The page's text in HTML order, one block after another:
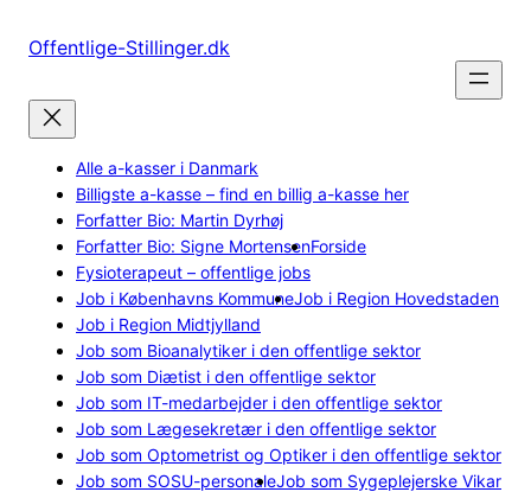
Offentlige-Stillinger.dk
Alle a-kasser i Danmark
Billigste a-kasse – find en billig a-kasse her
Forfatter Bio: Martin Dyrhøj
Forfatter Bio: Signe MortensenForside
Fysioterapeut – offentlige jobs
Job i Københavns KommuneJob i Region Hovedstaden
Job i Region Midtjylland
Job som Bioanalytiker i den offentlige sektor
Job som Diætist i den offentlige sektor
Job som IT-medarbejder i den offentlige sektor
Job som Lægesekretær i den offentlige sektor
Job som Optometrist og Optiker i den offentlige sektor
Job som SOSU-personaleJob som Sygeplejerske Vikar